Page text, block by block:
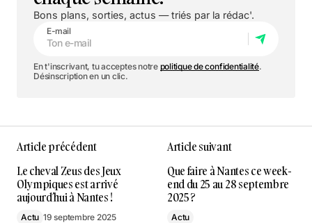
Bons plans, sorties, actus — triés par la rédac'.
E-mail
En t'inscrivant, tu acceptes notre politique de confidentialité.
Désinscription en un clic.
Article précédent
Le cheval Zeus des Jeux
Olympiques est arrivé
aujourd’hui à Nantes !
Actu 19 septembre 2025
Article suivant
Que faire à Nantes ce week-
end du 25 au 28 septembre
2025 ?
Actu